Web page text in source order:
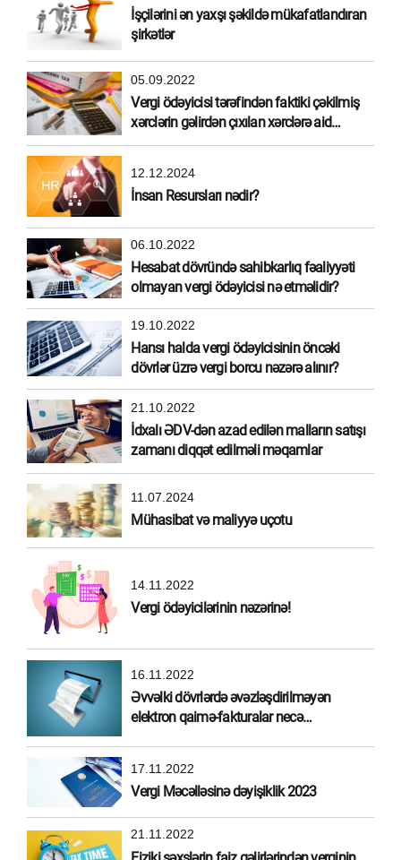
İşçilərini ən yaxşı şəkildə mükafatlandıran
şirkətlər
05.09.2022
Vergi ödəyicisi tərəfindən faktiki çəkilmiş
xərclərin gəlirdən çıxılan xərclərə aid
edilməsi
12.12.2024
İnsan Resursları nədir?
06.10.2022
Hesabat dövründə sahibkarlıq fəaliyyəti
olmayan vergi ödəyicisi nə etməlidir?
19.10.2022
Hansı halda vergi ödəyicisinin öncəki
dövrlər üzrə vergi borcu nəzərə alınır?
21.10.2022
İdxalı ƏDV-dən azad edilən malların satışı
zamanı diqqət edilməli məqamlar
11.07.2024
Mühasibat və maliyyə uçotu
14.11.2022
Vergi ödəyicilərinin nəzərinə!
16.11.2022
Əvvəlki dövrlərdə əvəzləşdirilməyən
elektron qaimə-fakturalar necə
17.11.2022
Vergi Məcəlləsinə dəyişiklik 2023
21.11.2022